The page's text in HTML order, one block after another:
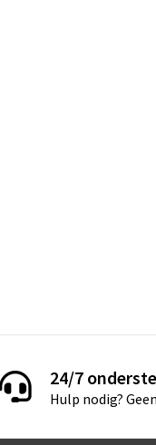
24/7
Hulp nodig?